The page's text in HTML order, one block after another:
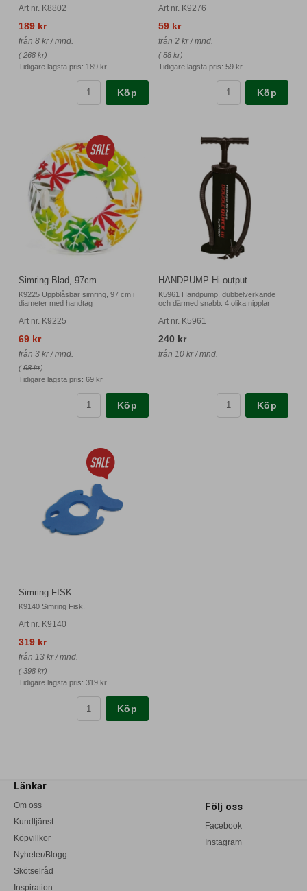
Art nr. K8802
189 kr
från 8 kr / mnd.
( 268 kr)
Tidigare lägsta pris: 189 kr
Köp
Art nr. K9276
59 kr
från 2 kr / mnd.
( 88 kr)
Tidigare lägsta pris: 59 kr
Köp
Simring Blad, 97cm
K9225 Uppblåsbar simring, 97 cm i
diameter med handtag
Art nr. K9225
69 kr
från 3 kr / mnd.
( 98 kr)
Tidigare lägsta pris: 69 kr
Köp
HANDPUMP Hi-output
K5961 Handpump, dubbelverkande
och därmed snabb. 4 olika nipplar
Art nr. K5961
240 kr
från 10 kr / mnd.
Köp
Simring FISK
K9140 Simring Fisk.
Art nr. K9140
319 kr
från 13 kr / mnd.
( 398 kr)
Tidigare lägsta pris: 319 kr
Köp
Länkar
Om oss
Kundtjänst
Köpvillkor
Nyheter/Blogg
Skötselråd
Inspiration
Följ oss
Facebook
Instagram